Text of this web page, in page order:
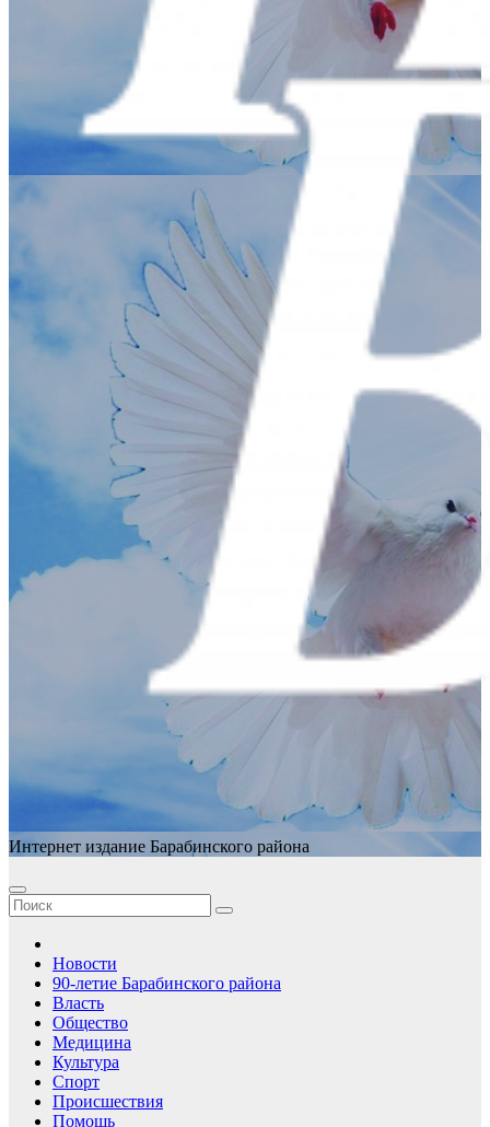
Интернет издание Барабинского района
Новости
90-летие Барабинского района
Власть
Общество
Медицина
Культура
Спорт
Происшествия
Помошь